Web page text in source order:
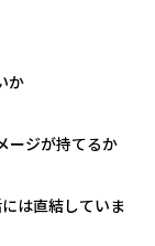
か
ージが持てるか
は直結していま